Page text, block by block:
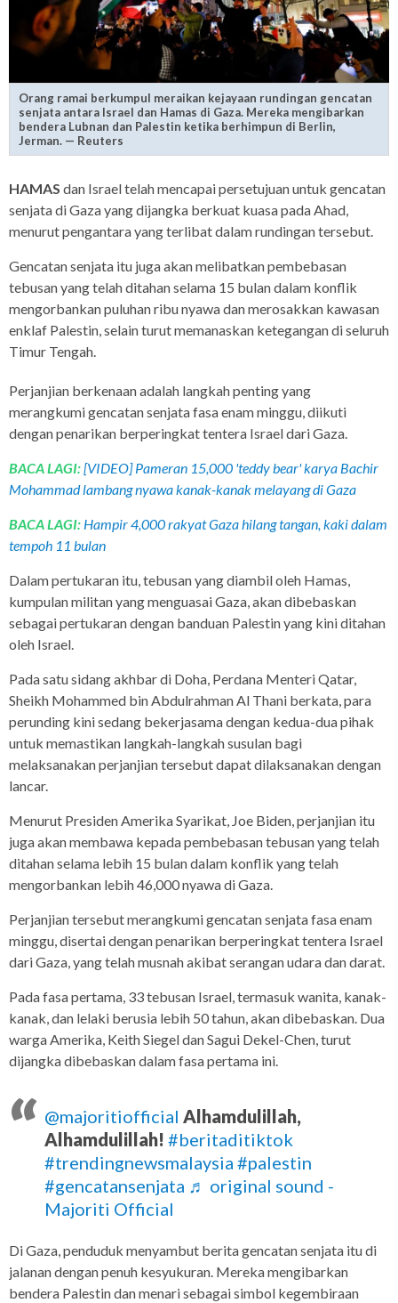
Orang ramai berkumpul meraikan kejayaan rundingan gencatan
senjata antara Israel dan Hamas di Gaza. Mereka mengibarkan
bendera Lubnan dan Palestin ketika berhimpun di Berlin,
Jerman. — Reuters
HAMAS dan Israel telah mencapai persetujuan untuk gencatan
senjata di Gaza yang dijangka berkuat kuasa pada Ahad,
menurut pengantara yang terlibat dalam rundingan tersebut.
Gencatan senjata itu juga akan melibatkan pembebasan
tebusan yang telah ditahan selama 15 bulan dalam konflik
mengorbankan puluhan ribu nyawa dan merosakkan kawasan
enklaf Palestin, selain turut memanaskan ketegangan di seluruh
Timur Tengah.
Perjanjian berkenaan adalah langkah penting yang
merangkumi gencatan senjata fasa enam minggu, diikuti
dengan penarikan berperingkat tentera Israel dari Gaza.
BACA LAGI:[VIDEO] Pameran 15,000 'teddy bear' karya Bachir
Mohammad lambang nyawa kanak-kanak melayang di Gaza
BACA LAGI: Hampir 4,000 rakyat Gaza hilang tangan, kaki dalam
tempoh 11 bulan
Dalam pertukaran itu, tebusan yang diambil oleh Hamas,
kumpulan militan yang menguasai Gaza, akan dibebaskan
sebagai pertukaran dengan banduan Palestin yang kini ditahan
oleh Israel.
Pada satu sidang akhbar di Doha, Perdana Menteri Qatar,
Sheikh Mohammed bin Abdulrahman Al Thani berkata, para
perunding kini sedang bekerjasama dengan kedua-dua pihak
untuk memastikan langkah-langkah susulan bagi
melaksanakan perjanjian tersebut dapat dilaksanakan dengan
lancar.
Menurut Presiden Amerika Syarikat, Joe Biden, perjanjian itu
juga akan membawa kepada pembebasan tebusan yang telah
ditahan selama lebih 15 bulan dalam konflik yang telah
mengorbankan lebih 46,000 nyawa di Gaza.
Perjanjian tersebut merangkumi gencatan senjata fasa enam
minggu, disertai dengan penarikan berperingkat tentera Israel
dari Gaza, yang telah musnah akibat serangan udara dan darat.
Pada fasa pertama, 33 tebusan Israel, termasuk wanita, kanak-
kanak, dan lelaki berusia lebih 50 tahun, akan dibebaskan. Dua
warga Amerika, Keith Siegel dan Sagui Dekel-Chen, turut
dijangka dibebaskan dalam fasa pertama ini.
@majoritiofficial Alhamdulillah,
Alhamdulillah! #beritaditiktok
#trendingnewsmalaysia #palestin
#gencatansenjata ♬ original sound -
Majoriti Official
Di Gaza, penduduk menyambut berita gencatan senjata itu di
jalanan dengan penuh kesyukuran. Mereka mengibarkan
bendera Palestin dan menari sebagai simbol kegembiraan